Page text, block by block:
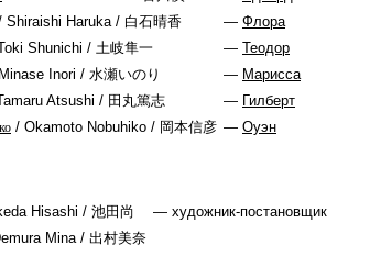
Shiraishi Haruka / 白石晴香 — Флора
Shunichi / 土岐隼一 — Теодор
Minase Inori / 水瀬いのり — Марисса
Atsushi / 田丸篤志 — Гилберт
/ Okamoto Nobuhiko / 岡本信彦 — Оуэн
Hisashi / 池田尚 — художник-постановщик
Mina / 出村美奈